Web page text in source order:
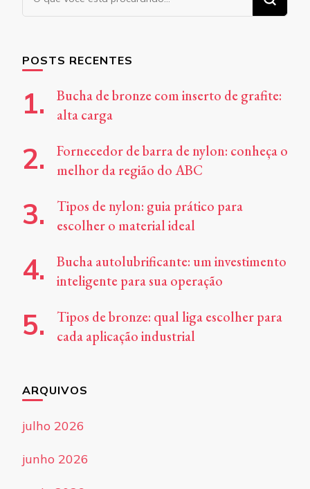
POSTS RECENTES
Bucha de bronze com inserto de grafite:
alta carga
Fornecedor de barra de nylon: conheça o
melhor da região do ABC
Tipos de nylon: guia prático para
escolher o material ideal
Bucha autolubrificante: um investimento
inteligente para sua operação
Tipos de bronze: qual liga escolher para
cada aplicação industrial
ARQUIVOS
julho 2026
junho 2026